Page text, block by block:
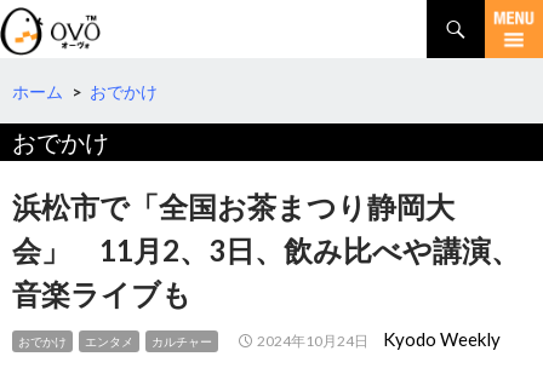
検
索
コ
テ
ツ
へ
移
動
ホーム > おでかけ
おでかけ
浜松市で「全国お茶まつり静岡大
会」 11月2、3日、飲み比べや講演、
音楽ライブも
おでかけ エンタメ カルチャー 2024年10月24日 Kyodo Weekly